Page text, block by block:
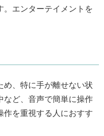
。エンターテイメントを
め、特に手が離せない状
など、音声で簡単に操作
作を重視する人におすす